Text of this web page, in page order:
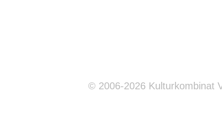
© 2006-2026